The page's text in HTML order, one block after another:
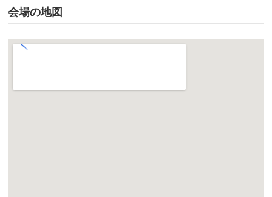
会場の地図